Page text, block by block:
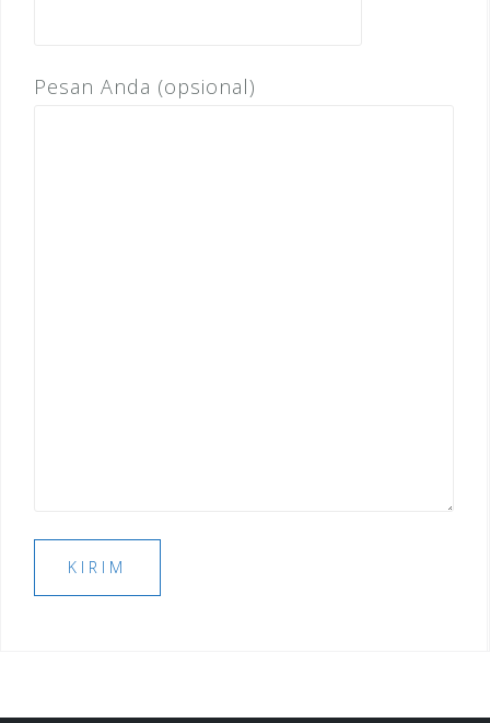
Pesan Anda (opsional)